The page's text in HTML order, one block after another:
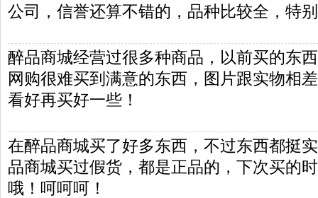
公司，信誉还算不错的，品种比较全，特
醉品商城经营过很多种商品，以前买的东
网购很难买到满意的东西，图片跟实物相
看好再买好一些！
在醉品商城买了好多东西，不过东西都挺
品商城买过假货，都是正品的，下次买的
哦！呵呵呵！